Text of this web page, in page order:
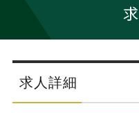
アクシアムの特長
サービス案内
コンサルタントの紹介
キャリア支援 TOP
キャリアデザイン講座
（最新求人市場動向）
ステージ別アドバイス
転職ツール TOP
英文レジュメの書き方
職務経歴書の書き方
転職コラム TOP
“展”職相談室
転職市場の明日をよめ
イベント・セミナー TOP
ジョブフェア
キャリアデザインセミナー
会社概要 TOP
沿革
主なクライアント
求人詳細